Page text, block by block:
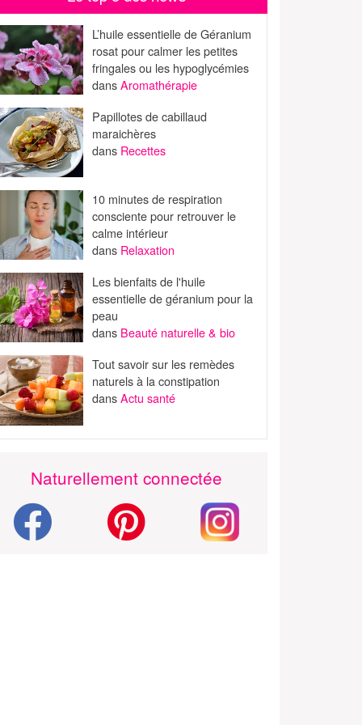
L’huile essentielle de Géranium
rosat pour calmer les petites
fringales ou les hypoglycémies
dansAromathérapie
Papillotes de cabillaud
maraichères
dans Recettes
10 minutes de respiration
consciente pour retrouver le
calme intérieur
dans Relaxation
Les bienfaits de l'huile
essentielle de géranium pour la
peau
dans Beauté naturelle & bio
Tout savoir sur les remèdes
naturels à la constipation
dansActu santé
Naturellement connectée